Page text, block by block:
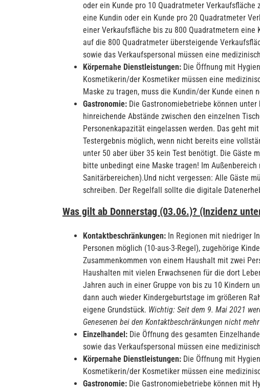
oder ein Kunde pro 10 Quadratmeter
eine Kundin oder ein Kunde pro 20 Quadratmeter
einer Verkaufsfläche bis zu 800 Quadratmetern
auf die 800 Quadratmeter übersteigende
sowie das Verkaufspersonal müssen eine
Körpernahe Dienstleistungen: Die Öffnung mit
Kosmetikerin/der Kosmetiker müssen eine
Maske zu tragen, muss die Kundin/der Kunde einen
Gastronomie: Die Gastronomiebetriebe können
hinreichende Abstände zwischen den einzelnen
Personenkapazität eingelassen werden. Das geht
Testergebnis möglich, wenn nicht bereits eine
unter 50 aber über 35 kein Test benötigt. Die Gäste
bitte unbedingt eine Maske tragen! Im
Sanitärbereichen).Und nicht vergessen: Alle Gäste
schreiben. Der Regelfall sollte die digitale
Was gilt ab Donnerstag (03.06.)? (Inzidenz
Kontaktbeschränkungen: In Regionen mit niedriger
Personen möglich (10-aus-3-Regel), zugehörige
Zusammenkommen von einem Haushalt mit zwei
Haushalten mit vielen Erwachsenen für die dort
Jahren auch in einer Gruppe von bis zu 10 Kindern
dann auch wieder Kindergeburtstage im größeren
eigene Grundstück. Wichtig: Seit dem 9. Mai 2021
Genesenen bei den Kontaktbeschränkungen nicht
Einzelhandel: Die Öffnung des gesamten
sowie das Verkaufspersonal müssen eine
Körpernahe Dienstleistungen: Die Öffnung mit
Kosmetikerin/der Kosmetiker müssen eine
Gastronomie: Die Gastronomiebetriebe können mit